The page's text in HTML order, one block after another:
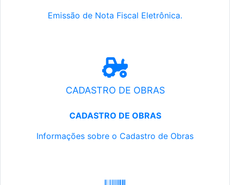
Emissão de Nota Fiscal Eletrônica.
CADASTRO DE OBRAS
CADASTRO DE OBRAS
Informações sobre o Cadastro de Obras